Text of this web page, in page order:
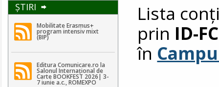
ŞTIRI
Mobilitate Erasmus+
program intensiv mixt
(BIP)
Editura Comunicare.ro la
Salonul Internațional de
Carte BOOKFEST 2026| 3-
7 iunie a.c., ROMEXPO
Lista
prin ID-
în